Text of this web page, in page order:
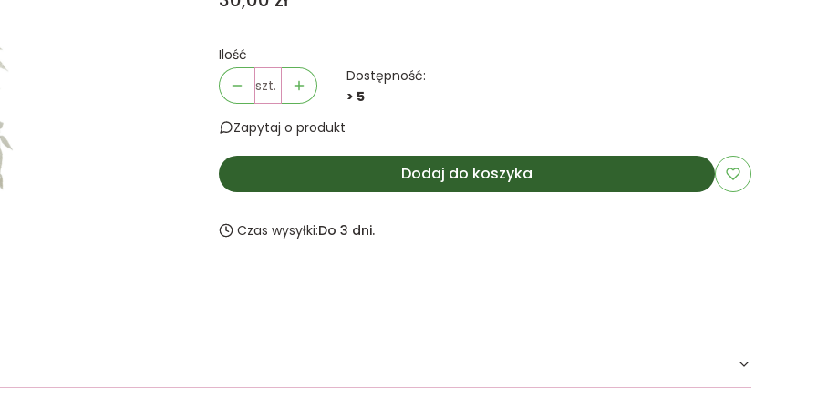
Ilość
szt.
Dostępność:
> 5
Zapytaj o produkt
Dodaj do koszyka
Czas wysyłki:Do 3 dni.